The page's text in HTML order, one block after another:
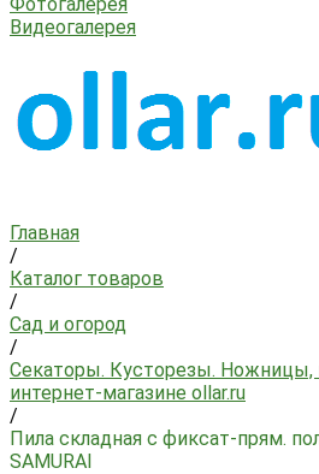
Видеогалерея
Главная
/
Каталог товаров
/
Сад и огород
/
Секаторы. Кусторезы. Ножницы,
интернет-магазине ollar.ru
/
Пила складная с фиксат-прям.
SAMURAI